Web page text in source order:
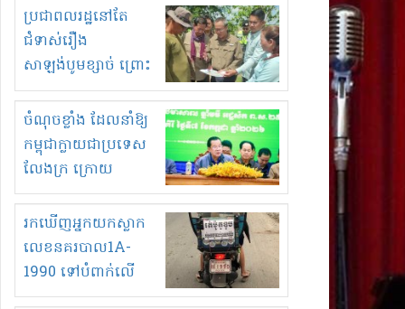
មួយចំនួនទៀត
កំពង់តែគុបគិតគ្នា
ធ្វើសកម្មភាពរកស៊ីនិង
ស្តុកទំនិញគេចពន្ធ?
ប្រជាពលរដ្ឋនៅតែ
ជំទាស់រឿង
សាឡង់បូមខ្សាច់ ព្រោះ
ខ្លាចបាក់ច្រាំងទៀត!
ចំណុចខ្លាំង ដែលនាំឱ្យ
កម្ពុជាក្លាយជាប្រទេស
លែងក្រ ក្រោយ
ឆ្នាំ២០៣០
រកឃើញអ្នកយកស្លាក
លេខនគរបាល1A-
1990 ទៅបំពាក់លើ
ម៉ូតូរបស់ខ្លួន ដាកផ្លាក